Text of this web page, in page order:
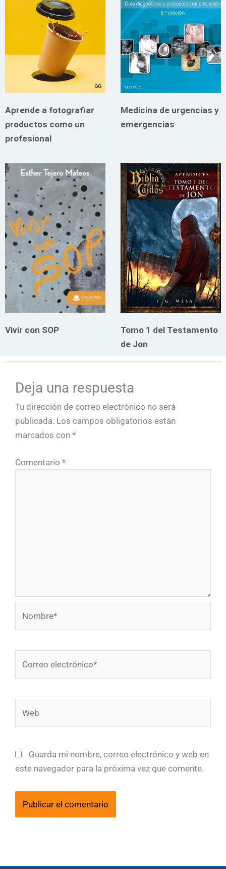
Aprende a fotografiar
productos como un
profesional
Medicina de urgencias y
emergencias
Vivir con SOP
Tomo 1 del Testamento
de Jon
Deja una respuesta
Tu dirección de correo electrónico no será
publicada. Los campos obligatorios están
marcados con *
Comentario *
electrónico*
Guarda mi nombre, correo electrónico y web en
este navegador para la próxima vez que comente.